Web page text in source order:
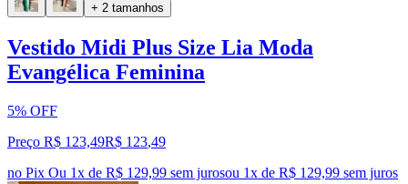
+ 2 tamanhos
Vestido Midi Plus Size Lia Moda
Evangélica Feminina
5% OFF
Preço R$ 123,49R$ 123,49
no Pix Ou 1x de R$ 129,99 sem jurosou 1x de R$ 129,99 sem juros